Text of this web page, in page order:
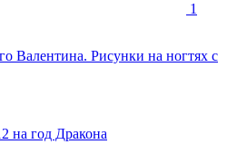
1
Валентина. Рисунки на ногтях с
на год Дракона